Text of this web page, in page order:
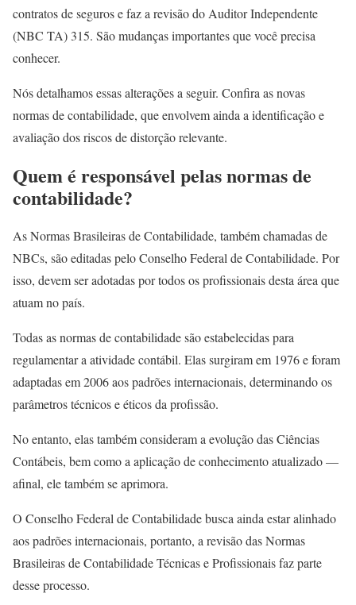
contratos de seguros e faz a revisão do Auditor Independente
(NBC TA) 315. São mudanças importantes que você precisa
conhecer.
Nós detalhamos essas alterações a seguir. Confira as novas
normas de contabilidade, que envolvem ainda a identificação e
avaliação dos riscos de distorção relevante.
Quem é responsável pelas normas de
contabilidade?
As Normas Brasileiras de Contabilidade, também chamadas de
NBCs, são editadas pelo Conselho Federal de Contabilidade. Por
isso, devem ser adotadas por todos os profissionais desta área que
atuam no país.
Todas as normas de contabilidade são estabelecidas para
regulamentar a atividade contábil. Elas surgiram em 1976 e foram
adaptadas em 2006 aos padrões internacionais, determinando os
parâmetros técnicos e éticos da profissão.
No entanto, elas também consideram a evolução das Ciências
Contábeis, bem como a aplicação de conhecimento atualizado —
afinal, ele também se aprimora.
O Conselho Federal de Contabilidade busca ainda estar alinhado
aos padrões internacionais, portanto, a revisão das Normas
Brasileiras de Contabilidade Técnicas e Profissionais faz parte
desse processo.